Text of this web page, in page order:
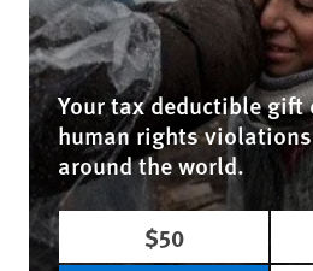
Your tax deductible gift
human rights
around the world.
$50